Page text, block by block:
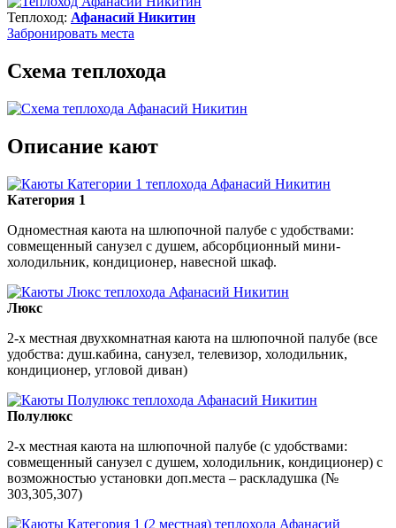
Теплоход: Афанасий Никитин
Забронировать места
Схема теплохода
Описание кают
Категория 1
Одноместная каюта на шлюпочной палубе с удобствами:
совмещенный санузел с душем, абсорбционный мини-
холодильник, кондиционер, навесной шкаф.
Люкс
2-х местная двухкомнатная каюта на шлюпочной палубе (все
удобства: душ.кабина, санузел, телевизор, холодильник,
кондиционер, угловой диван)
Полулюкс
2-х местная каюта на шлюпочной палубе (с удобствами:
совмещенный санузел с душем, холодильник, кондиционер) с
возможностью установки доп.места – раскладушка (№
303,305,307)